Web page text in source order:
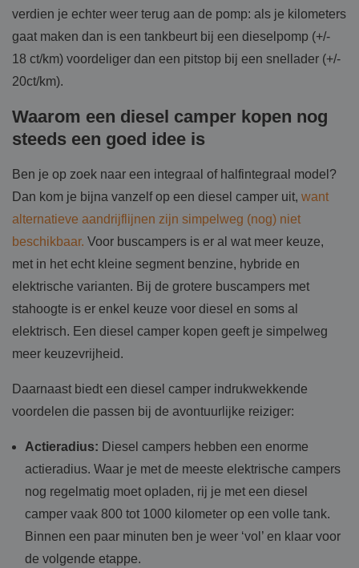
verdien je echter weer terug aan de pomp: als je kilometers
gaat maken dan is een tankbeurt bij een dieselpomp (+/-
18 ct/km) voordeliger dan een pitstop bij een snellader (+/-
20ct/km).
Waarom een diesel camper kopen nog
steeds een goed idee is
Ben je op zoek naar een integraal of halfintegraal model?
Dan kom je bijna vanzelf op een diesel camper uit, want
alternatieve aandrijflijnen zijn simpelweg (nog) niet
beschikbaar. Voor buscampers is er al wat meer keuze,
met in het echt kleine segment benzine, hybride en
elektrische varianten. Bij de grotere buscampers met
stahoogte is er enkel keuze voor diesel en soms al
elektrisch. Een diesel camper kopen geeft je simpelweg
meer keuzevrijheid.
Daarnaast biedt een diesel camper indrukwekkende
voordelen die passen bij de avontuurlijke reiziger:
Actieradius: Diesel campers hebben een enorme
actieradius. Waar je met de meeste elektrische campers
nog regelmatig moet opladen, rij je met een diesel
camper vaak 800 tot 1000 kilometer op een volle tank.
Binnen een paar minuten ben je weer ‘vol’ en klaar voor
de volgende etappe.